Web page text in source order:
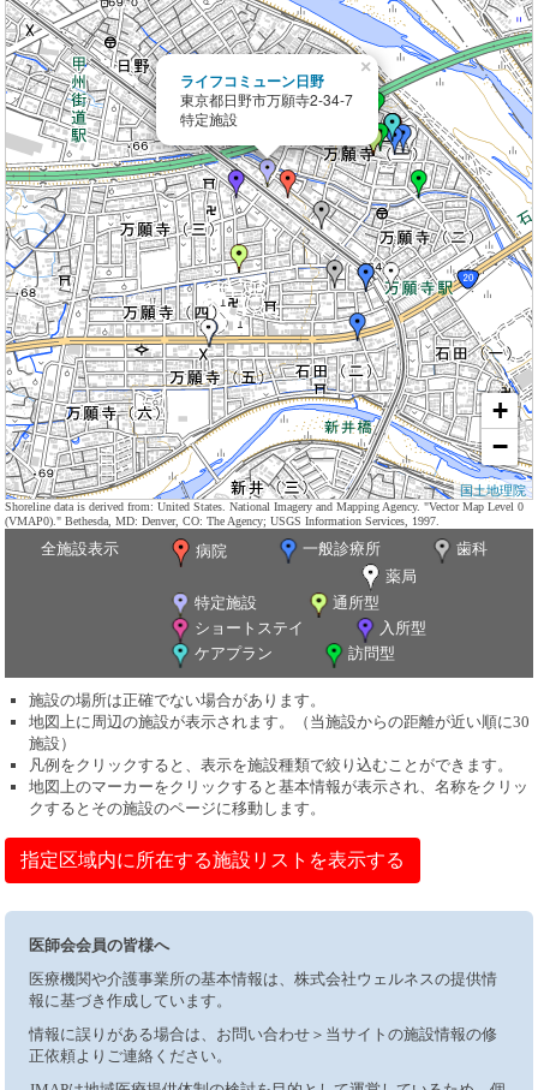
ライフコミューン日野
東京都日野市万願寺2-34-7
特定施設
×
+
−
国土地理院
Shoreline data is derived from: United States. National Imagery and Mapping Agency. "Vector Map Level 0
(VMAP0)." Bethesda, MD: Denver, CO: The Agency; USGS Information Services, 1997.
全施設表示 病院 一般診療所
歯科
薬局
特定施設
通所型
ショートステイ
入所型
ケアプラン
訪問型
施設の場所は正確でない場合があります。
地図上に周辺の施設が表示されます。（当施設からの距離が近い順に30
施設）
凡例をクリックすると、表示を施設種類で絞り込むことができます。
地図上のマーカーをクリックすると基本情報が表示され、名称をクリッ
クするとその施設のページに移動します。
指定区域内に所在する施設リストを表示する
医師会会員の皆様へ
医療機関や介護事業所の基本情報は、株式会社ウェルネスの提供情
報に基づき作成しています。
情報に誤りがある場合は、お問い合わせ＞当サイトの施設情報の修
正依頼よりご連絡ください。